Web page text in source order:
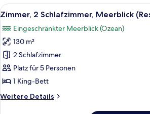
Bett,
Meerblick
Alle
Fotos
für
Zimmer,
2 Schlafzimmer,
Meerblick
(Residence)
Ein
9
Zimmer, 2 Schlafzimmer, Meerblick
Eingeschränkter Meerblick (Ozean)
130 m²
2 Schlafzimmer
Platz für 5 Personen
1 King-Bett
Weitere Details
Weitere